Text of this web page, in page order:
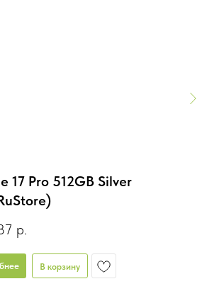
17 Pro 512GB Silver
р.
В корзину